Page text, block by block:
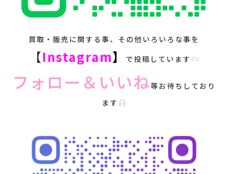
買取・販売に関する事、その他いろいろな事を
【Instagram】 で投稿しています
フォロー＆いいね等お待ちしており
ます